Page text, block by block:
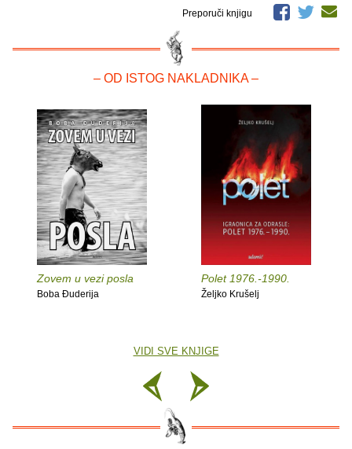
Preporuči knjigu
– OD ISTOG NAKLADNIKA –
Zovem u vezi posla
Boba Đuderija
Polet 1976.-1990.
Željko Krušelj
VIDI SVE KNJIGE